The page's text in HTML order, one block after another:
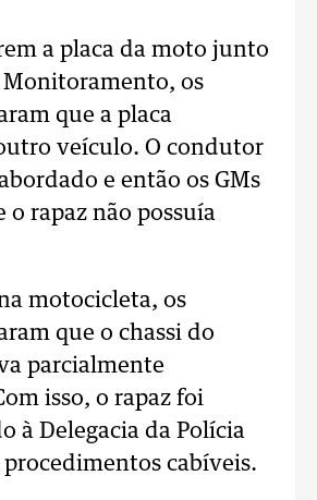
a placa da moto junto
Monitoramento, os
que a placa
veículo. O condutor
e então os GMs
o rapaz não possuía
motocicleta, os
que o chassi do
parcialmente
isso, o rapaz foi
à Delegacia da Polícia
procedimentos cabíveis.